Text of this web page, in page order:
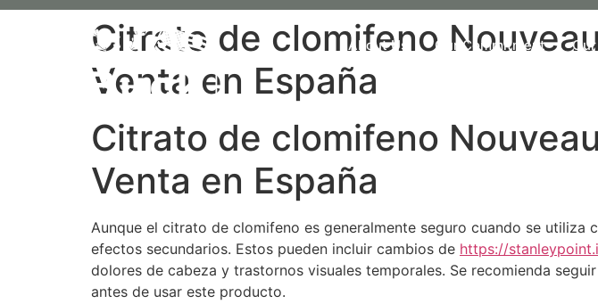
About Us Our Commitment
Citrato de clomifeno
Venta en España
Citrato de clomifeno
Venta en España
Aunque el citrato de clomifeno es generalmente seguro cuando se
efectos secundarios. Estos pueden incluir cambios de https://
dolores de cabeza y trastornos visuales temporales. Se recomienda
antes de usar este producto.